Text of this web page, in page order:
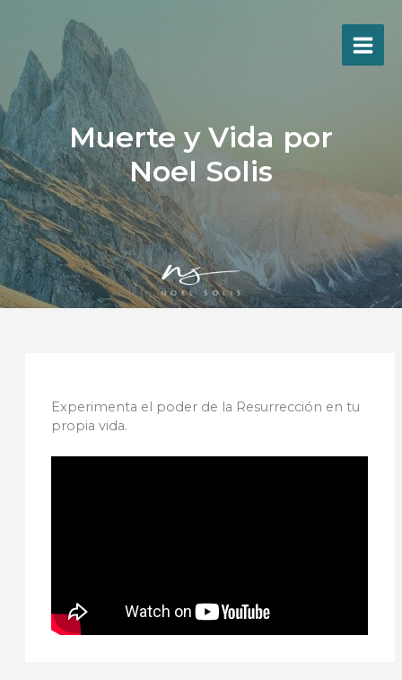
contenido
Muerte y Vida por
Noel Solis
Experimenta el poder de la Resurrección en tu
propia vida.